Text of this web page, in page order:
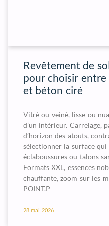
Revêtement de
pour choisir
et béton ciré
Vitré ou veiné, lisse ou
d’un intérieur. Carrelage,
d’horizon des atouts,
sélectionner la surface
éclaboussures ou talons
Formats XXL, essences
chauffante, zoom sur les
POINT.P
28 mai 2026